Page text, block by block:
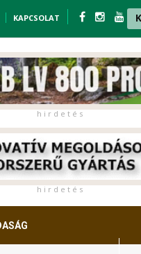
KAPCSOLAT
h i r d e t é s
h i r d e t é s